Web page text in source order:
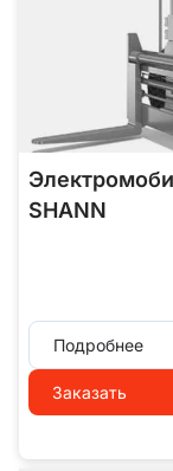
SHANN
Подробнее
Заказать